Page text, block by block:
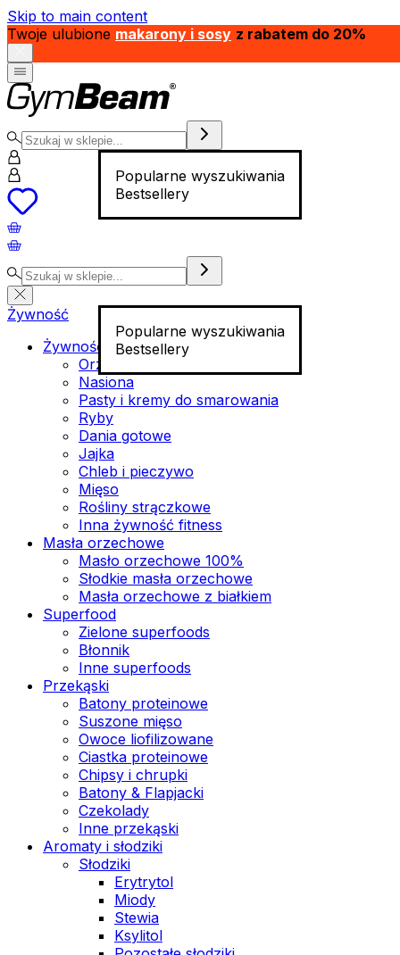
Skip to main content
Twoje ulubione makarony i sosy z rabatem do 20%
Popularne wyszukiwania
Bestsellery
Popularne wyszukiwania
Bestsellery
Żywność
Żywność funkcjonalna
Orzechy
Nasiona
Pasty i kremy do smarowania
Ryby
Dania gotowe
Jajka
Chleb i pieczywo
Mięso
Rośliny strączkowe
Inna żywność fitness
Masła orzechowe
Masło orzechowe 100%
Słodkie masła orzechowe
Masła orzechowe z białkiem
Superfood
Zielone superfoods
Błonnik
Inne superfoods
Przekąski
Batony proteinowe
Suszone mięso
Owoce liofilizowane
Ciastka proteinowe
Chipsy i chrupki
Batony & Flapjacki
Czekolady
Inne przekąski
Aromaty i słodziki
Słodziki
Erytrytol
Miody
Stewia
Ksylitol